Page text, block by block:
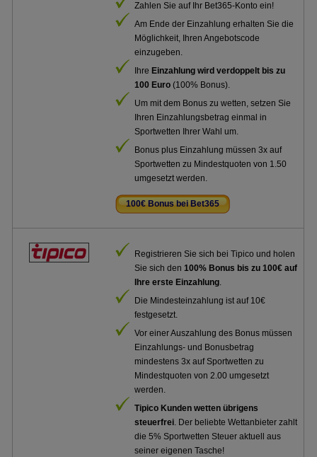
Zahlen Sie auf Ihr Bet365-Konto ein!
Am Ende der Einzahlung erhalten Sie die
Möglichkeit, Ihren Angebotscode
einzugeben.
Ihre Einzahlung wird verdoppelt bis zu
100 Euro (100% Bonus).
Um mit dem Bonus zu wetten, setzen Sie
Ihren Einzahlungsbetrag einmal in
Sportwetten Ihrer Wahl um.
Bonus plus Einzahlung müssen 3x auf
Sportwetten zu Mindestquoten von 1.50
umgesetzt werden.
100€ Bonus bei Bet365
Registrieren Sie sich bei Tipico und holen
Sie sich den100% Bonus bis zu 100€ auf
Ihre erste Einzahlung.
Die Mindesteinzahlung ist auf 10€
festgesetzt.
Vor einer Auszahlung des Bonus müssen
Einzahlungs- und Bonusbetrag
mindestens 3x auf Sportwetten zu
Mindestquoten von 2.00 umgesetzt
werden.
Tipico Kunden wetten übrigens
steuerfrei. Der beliebte Wettanbieter zahlt
die 5% Sportwetten Steuer aktuell aus
seiner eigenen Tasche!